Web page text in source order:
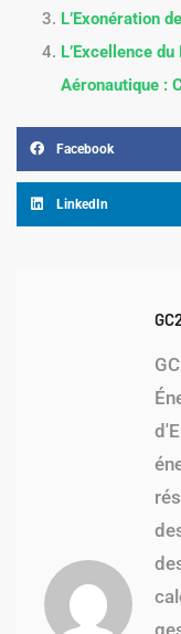
L’Exonération
L’Excellence
Aéronautique :
Facebook
LinkedIn